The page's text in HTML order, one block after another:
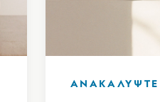
ΑΝΑΚΑΛΥΨΤΕ